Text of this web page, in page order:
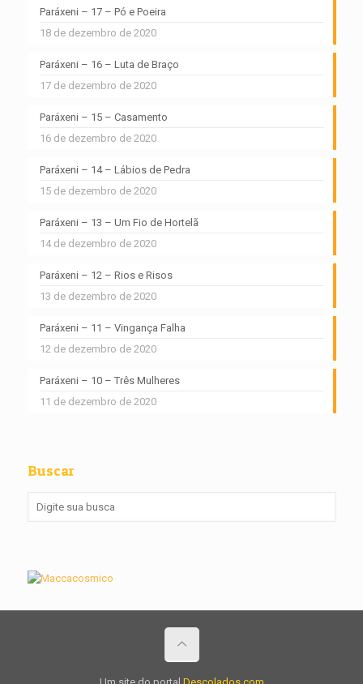
Paráxeni – 17 – Pó e Poeira
18 de dezembro de 2020
Paráxeni – 16 – Luta de Braço
17 de dezembro de 2020
Paráxeni – 15 – Casamento
16 de dezembro de 2020
Paráxeni – 14 – Lábios de Pedra
15 de dezembro de 2020
Paráxeni – 13 – Um Fio de Hortelã
14 de dezembro de 2020
Paráxeni – 12 – Rios e Risos
13 de dezembro de 2020
Paráxeni – 11 – Vingança Falha
12 de dezembro de 2020
Paráxeni – 10 – Três Mulheres
11 de dezembro de 2020
Buscar